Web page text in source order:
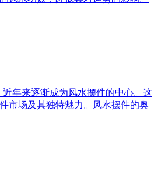
年来逐渐成为风水摆件的中心。这
市场及其独特魅力。风水摆件的奥